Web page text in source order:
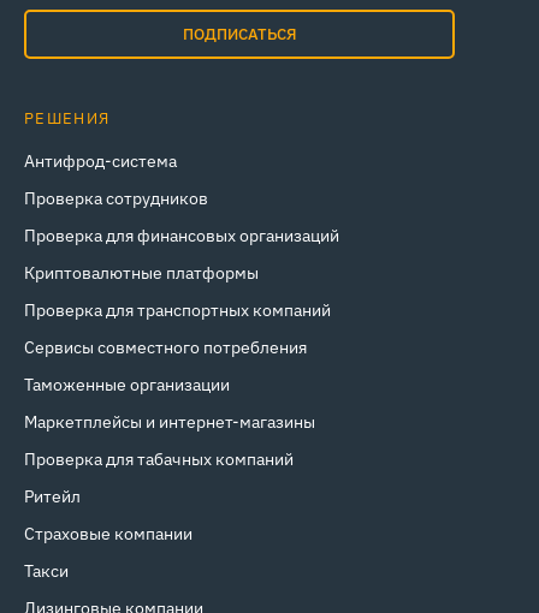
ПОДПИСАТЬСЯ
РЕШЕНИЯ
Антифрод-система
Проверка сотрудников
Проверка для финансовых организаций
Криптовалютные платформы
Проверка для транспортных компаний
Сервисы совместного потребления
Таможенные организации
Маркетплейсы и интернет‑магазины
Проверка для табачных компаний
Ритейл
Страховые компании
Такси
Лизинговые компании